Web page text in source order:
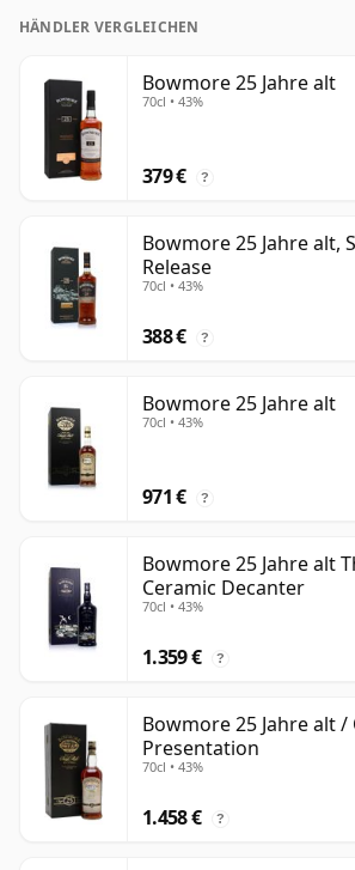
HÄNDLER VERGLEICHEN
Bowmore 25 Jahre alt
70cl • 43%
379 € ?
Bowmore 25 Jahre alt,
Release
70cl • 43%
388 € ?
Bowmore 25 Jahre alt
70cl • 43%
971 € ?
Bowmore 25 Jahre alt
Ceramic Decanter
70cl • 43%
1.359 € ?
Bowmore 25 Jahre alt /
Presentation
70cl • 43%
1.458 € ?